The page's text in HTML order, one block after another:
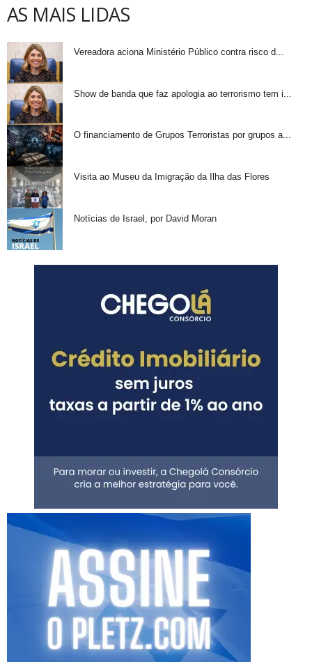
AS MAIS LIDAS
Vereadora aciona Ministério Público contra risco d...
Show de banda que faz apologia ao terrorismo tem i...
O financiamento de Grupos Terroristas por grupos a...
Visita ao Museu da Imigração da Ilha das Flores
Notícias de Israel, por David Moran